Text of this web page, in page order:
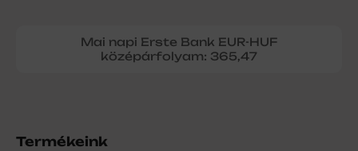
Mai napi Erste Bank EUR-HUF
középárfolyam: 365,47
Termékeink